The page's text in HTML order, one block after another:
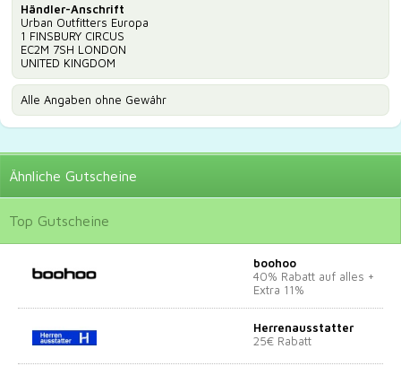
Händler-Anschrift
Urban Outfitters Europa
1 FINSBURY CIRCUS
EC2M 7SH LONDON
UNITED KINGDOM
Alle Angaben ohne Gewähr
Ähnliche Gutscheine
Top Gutscheine
boohoo
40% Rabatt auf alles +
Extra 11%
Herrenausstatter
25€ Rabatt